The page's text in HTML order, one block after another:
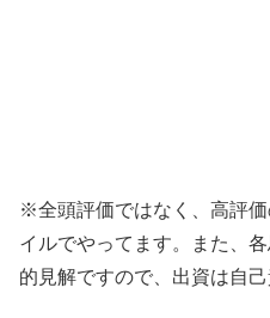
※全頭評価ではなく、高評
イルでやってます。また、
的見解ですので、出資は自